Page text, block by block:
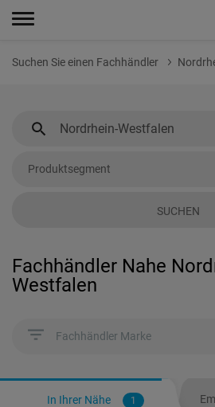
Suchen Sie einen Fachhändler
Produktsegment
SUCHEN
Fachhändler Nahe
Westfalen
Fachhändler Marke
In Ihrer Nähe 1